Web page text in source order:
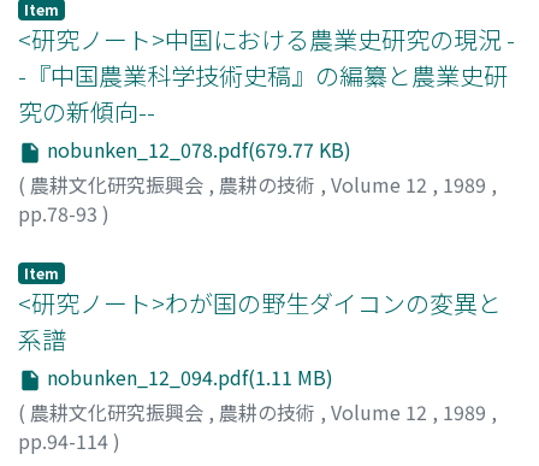
Item
<研究ノート>中国における農業史研究の現況 -
-『中国農業科学技術史稿』の編纂と農業史研
究の新傾向--
nobunken_12_078.pdf(679.77 KB)
( 農耕文化研究振興会 , 農耕の技術 , Volume 12 , 1989 ,
pp.78-93 )
Item
<研究ノート>わが国の野生ダイコンの変異と
系譜
nobunken_12_094.pdf(1.11 MB)
( 農耕文化研究振興会 , 農耕の技術 , Volume 12 , 1989 ,
pp.94-114)